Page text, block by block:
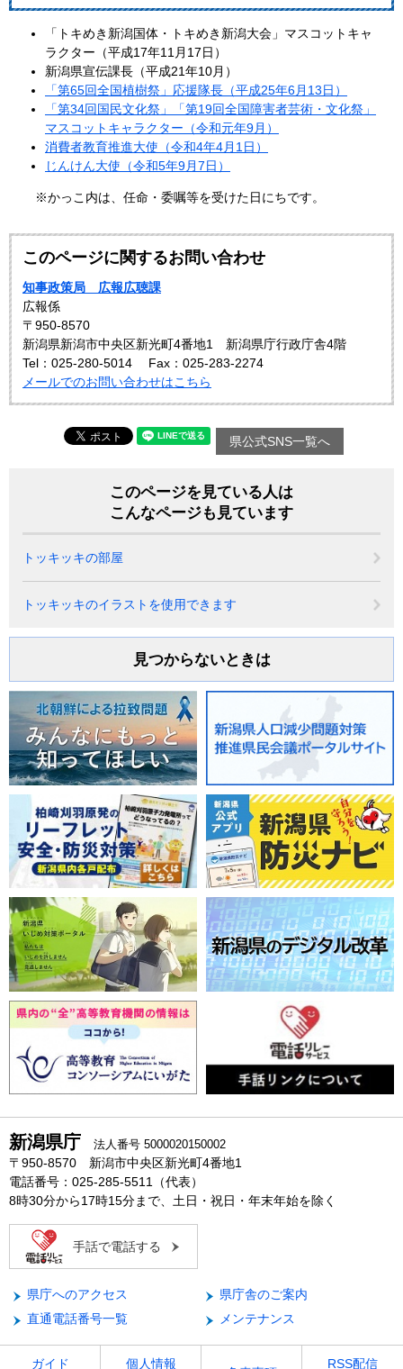
「トキめき新潟国体・トキめき新潟大会」マスコットキャ
ラクター（平成17年11月17日）
新潟県宣伝課長（平成21年10月）
「第65回全国植樹祭」応援隊長（平成25年6月13日）
「第34回国民文化祭」「第19回全国障害者芸術・文化祭」
マスコットキャラクター（令和元年9月）
消費者教育推進大使（令和4年4月1日）
じんけん大使（令和5年9月7日）
※かっこ内は、任命・委嘱等を受けた日にちです。
このページに関するお問い合わせ
知事政策局 広報広聴課
広報係
〒950-8570
新潟県新潟市中央区新光町4番地1 新潟県庁行政庁舎4階
Tel：025-280-5014
Fax：025-283-2274
メールでのお問い合わせはこちら
県公式SNS一覧へ
このページを見ている人は
こんなページも見ています
トッキッキの部屋
トッキッキのイラストを使用できます
見つからないときは
新潟県庁 法人番号 5000020150002
〒950-8570 新潟市中央区新光町4番地1
電話番号：025-285-5511（代表）
8時30分から17時15分まで、土日・祝日・年末年始を除く
手話で電話する
県庁へのアクセス
県庁舎のご案内
直通電話番号一覧
メンテナンス
ガイド 個人情報 RSS配信